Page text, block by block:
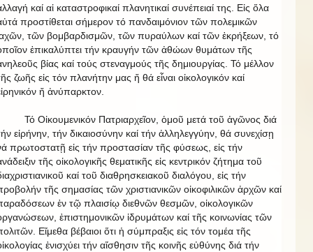
καί αἱ καταστροφικαί πλανητικαί συνέπειαί της. Εἰς ὅλα
προστίθεται σήμερον τό πανδαιμόνιον τῶν πολεμικῶν
τῶν βομβαρδισμῶν, τῶν πυραύλων καί τῶν ἐκρήξεων, τό
ἐπικαλύπτει τήν κραυγήν τῶν ἀθώων θυμάτων τῆς
βίας καί τούς στεναγμούς τῆς δημιουργίας. Τό μέλλον
ζωῆς εἰς τόν πλανήτην μας ἤ θά εἶναι οἰκολογικόν καί
ἤ ἀνύπαρκτον.
Οἰκουμενικόν Πατριαρχεῖον, ὁμοῦ μετά τοῦ ἀγῶνος διά
εἰρήνην, τήν δικαιοσύνην καί τήν ἀλληλεγγύην, θά συνεχίσῃ
πρωτοστατῇ εἰς τήν προστασίαν τῆς φύσεως, εἰς τήν
τῆς οἰκολογικῆς θεματικῆς εἰς κεντρικόν ζήτημα τοῦ
καί τοῦ διαθρησκειακοῦ διαλόγου, εἰς τήν
τῆς σημασίας τῶν χριστιανικῶν οἰκοφιλικῶν ἀρχῶν καί
ἐν τῷ πλαισίῳ διεθνῶν θεσμῶν, οἰκολογικῶν
ἐπιστημονικῶν ἱδρυμάτων καί τῆς κοινωνίας τῶν
Εἴμεθα βέβαιοι ὅτι ἡ σύμπραξις εἰς τόν τομέα τῆς
ἐνισχύει τήν αἴσθησιν τῆς κοινῆς εὐθύνης διά τήν